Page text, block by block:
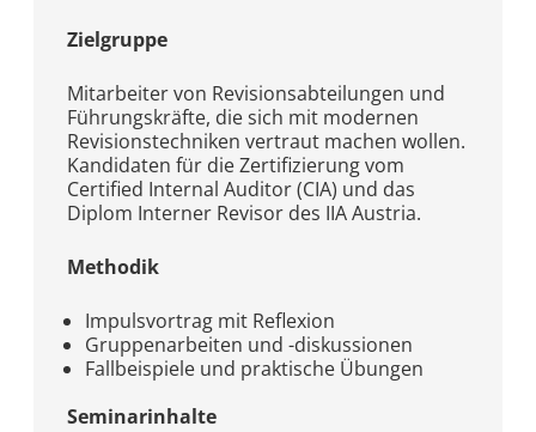
Zielgruppe
Mitarbeiter von Revisionsabteilungen und
Führungskräfte, die sich mit modernen
Revisionstechniken vertraut machen wollen.
Kandidaten für die Zertifizierung vom
Certified Internal Auditor (CIA) und das
Diplom Interner Revisor des IIA Austria.
Methodik
Impulsvortrag mit Reflexion
Gruppenarbeiten und -diskussionen
Fallbeispiele und praktische Übungen
Seminarinhalte